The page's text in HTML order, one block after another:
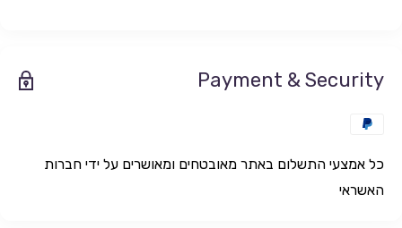
Payment & Security
כל אמצעי התשלום באתר מאובטחים ומאושרים על ידי חברות
האשראי